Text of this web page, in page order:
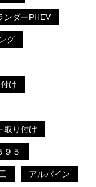
ンダーPHEV
グ
け
取り付け
９５
アルパイン